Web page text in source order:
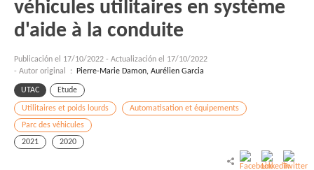
véhicules utilitaires en système
d'aide à la conduite
Publicación el 17/10/2022 - Actualización el 17/10/2022
- Autor original :
Pierre-Marie Damon, Aurélien Garcia
UTAC Etude
Utilitaires et poids lourds
Automatisation et équipements
Parc des véhicules
2021
2020